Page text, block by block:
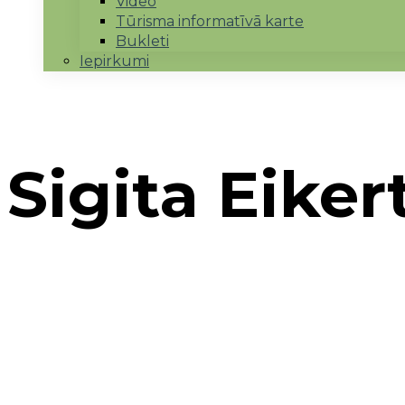
Tūrisma informatīvā karte
Bukleti
Iepirkumi
Sigita